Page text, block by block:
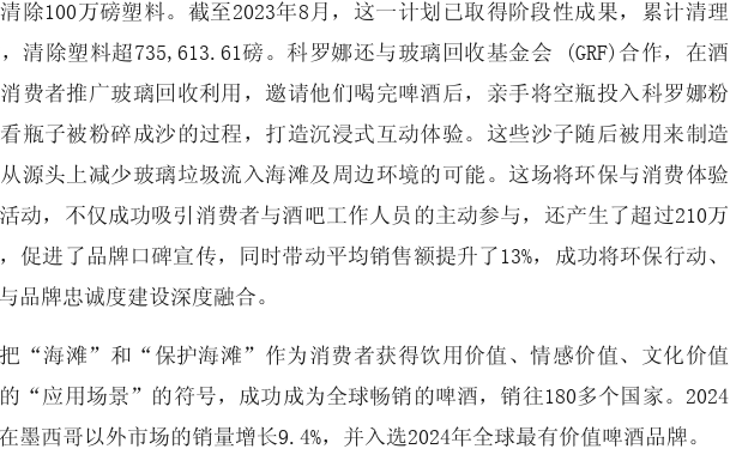
除100万磅塑料。截至2023年8月，这一计划已取得阶段性成果，累计清理
清除塑料超735,613.61磅。科罗娜还与玻璃回收基金会 (GRF)合作，在酒
费者推广玻璃回收利用，邀请他们喝完啤酒后，亲手将空瓶投入科罗娜粉
瓶子被粉碎成沙的过程，打造沉浸式互动体验。这些沙子随后被用来制造
源头上减少玻璃垃圾流入海滩及周边环境的可能。这场将环保与消费体验
动，不仅成功吸引消费者与酒吧工作人员的主动参与，还产生了超过210万
促进了品牌口碑宣传，同时带动平均销售额提升了13%，成功将环保行动、
品牌忠诚度建设深度融合。
“海滩”和“保护海滩”作为消费者获得饮用价值、情感价值、文化价值
“应用场景”的符号，成功成为全球畅销的啤酒，销往180多个国家。2024
墨西哥以外市场的销量增长9.4%，并入选2024年全球最有价值啤酒品牌。